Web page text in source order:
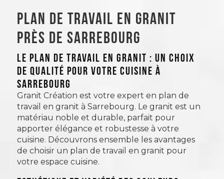
Plan de travail en granit
près de Sarrebourg
LE PLAN DE TRAVAIL EN GRANIT : UN CHOIX
DE QUALITÉ POUR VOTRE CUISINE À
SARREBOURG
Granit Création est votre expert en plan de
travail en granit à Sarrebourg. Le granit est un
matériau noble et durable, parfait pour
apporter élégance et robustesse à votre
cuisine. Découvrons ensemble les avantages
de choisir un plan de travail en granit pour
votre espace cuisine.